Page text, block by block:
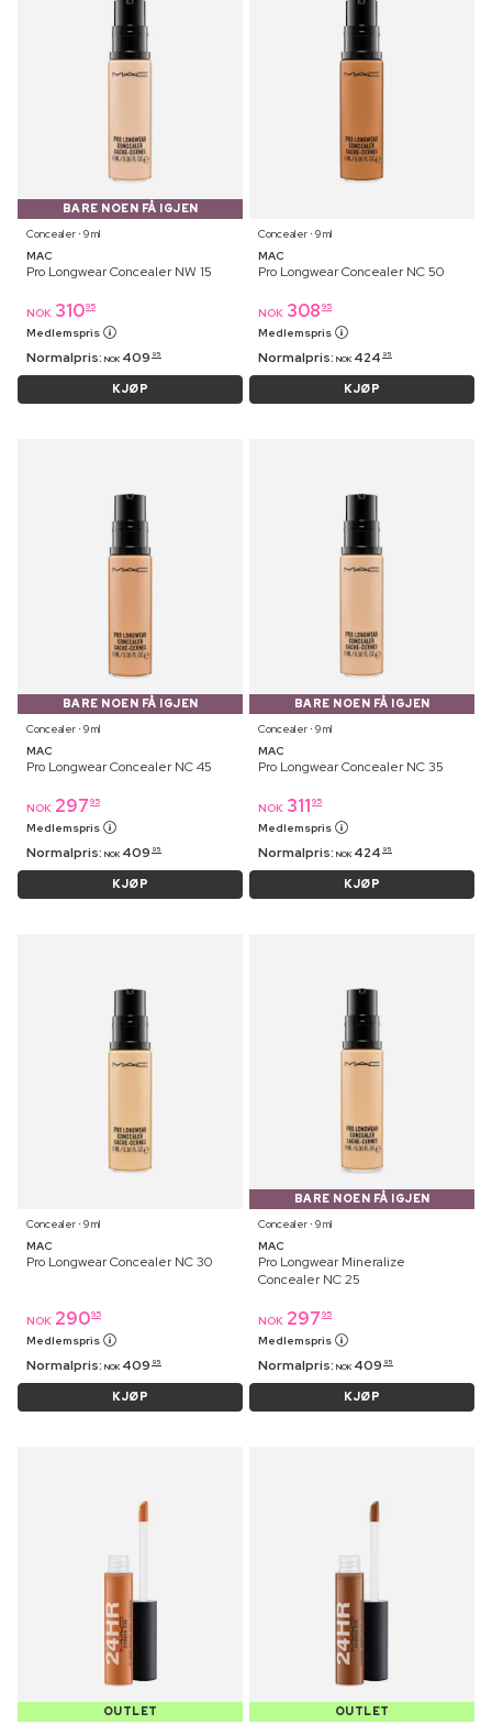
BARE NOEN FÅ IGJEN
Concealer ⋅ 9 ml
MAC
Pro Longwear Concealer NW 15
NOK 31095
Medlemspris
Normalpris: NOK 409 95
KJØP
Concealer ⋅ 9 ml
MAC
Pro Longwear Concealer NC 50
NOK 308 95
Medlemspris
Normalpris: NOK 424 95
KJØP
BARE NOEN FÅ IGJEN
Concealer ⋅ 9 ml
MAC
Pro Longwear Concealer NC 45
NOK 297 95
Medlemspris
Normalpris: NOK 409 95
KJØP
BARE NOEN FÅ IGJEN
Concealer ⋅ 9 ml
MAC
Pro Longwear Concealer NC 35
NOK 311 95
Medlemspris
Normalpris: NOK 424 95
KJØP
Concealer ⋅ 9 ml
MAC
Pro Longwear Concealer NC 30
NOK 29095
Medlemspris
Normalpris: NOK 409 95
KJØP
BARE NOEN FÅ IGJEN
Concealer ⋅ 9 ml
MAC
Pro Longwear Mineralize
Concealer NC 25
NOK 297 95
Medlemspris
Normalpris: NOK 409 95
KJØP
OUTLET
OUTLET